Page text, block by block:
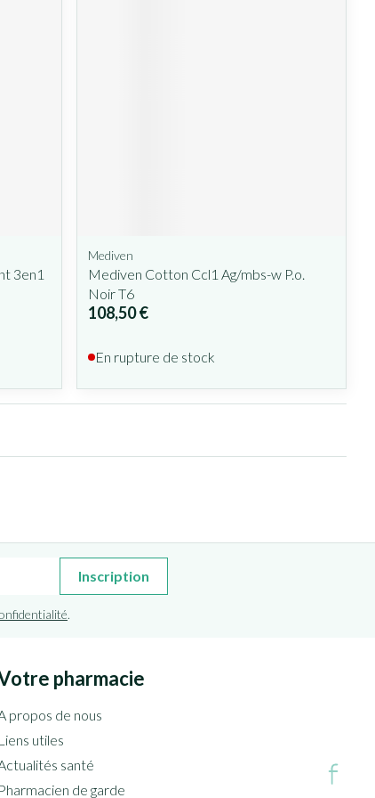
3en1
Mediven
Mediven Cotton Ccl1 Ag/mbs-w P.o.
Noir T6
108,50 €
En rupture de stock
Inscription
.
pharmacie
propos de nous
Liens utiles
santé
Pharmacien de garde